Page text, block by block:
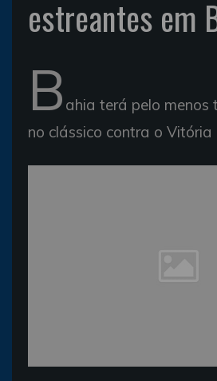
estreantes em
B ahia terá pelo menos
no clássico contra o Vitória